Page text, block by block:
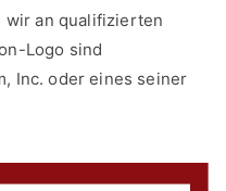
wir an qualifizierten
Logo sind
Inc. oder eines seiner